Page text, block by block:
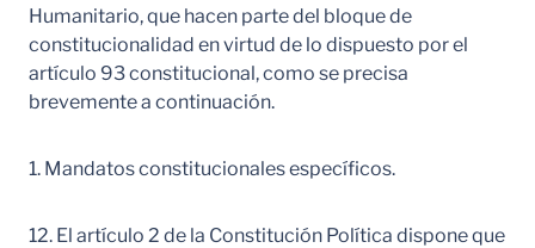
Humanitario, que hacen parte del bloque de
constitucionalidad en virtud de lo dispuesto por el
artículo 93 constitucional, como se precisa
brevemente a continuación.
1. Mandatos constitucionales específicos.
12. El artículo 2 de la Constitución Política dispone que